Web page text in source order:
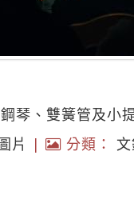
琴、雙簧管及小
片 | 分類：